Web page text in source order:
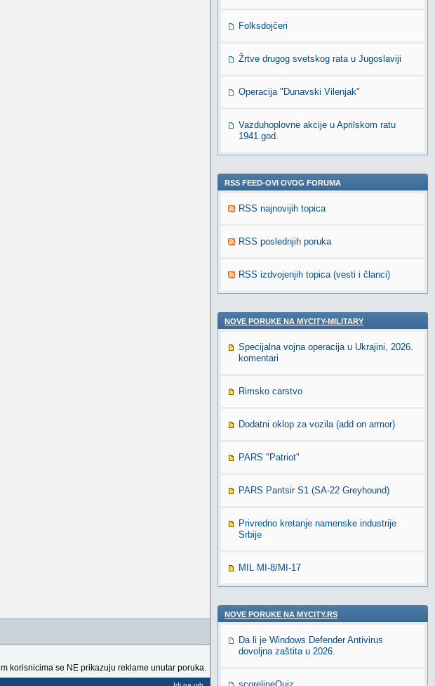
korisnicima se NE prikazuju reklame unutar poruka.
Folksdojčeri
Žrtve drugog svetskog rata u Jugoslaviji
Operacija "Dunavski Vilenjak"
Vazduhoplovne akcije u Aprilskom ratu
1941.god.
RSS FEED-OVI OVOG FORUMA
RSS najnovijih topica
RSS poslednjih poruka
RSS izdvojenjih topica (vesti i članci)
NOVE PORUKE NA MYCITY-MILITARY
Specijalna vojna operacija u Ukrajini, 2026.
komentari
Rimsko carstvo
Dodatni oklop za vozila (add on armor)
PARS "Patriot"
PARS Pantsir S1 (SA-22 Greyhound)
Privredno kretanje namenske industrije
Srbije
MIL MI-8/MI-17
NOVE PORUKE NA MYCITY.RS
Da li je Windows Defender Antivirus
dovoljna zaštita u 2026.